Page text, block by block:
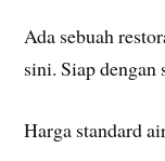
Ada sebuah
sini. Siap dengan
Harga standard